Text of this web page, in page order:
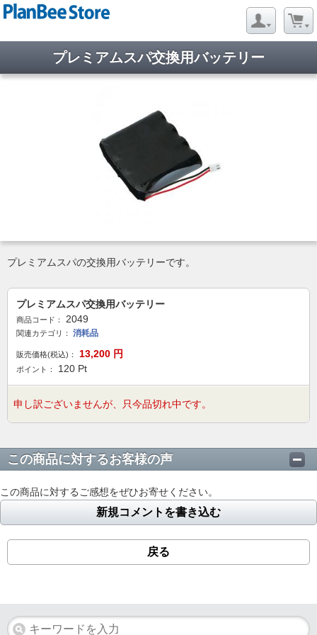
プレミアムスパ交換用バッテリー
プレミアムスパの交換用バッテリーです。
プレミアムスパ交換用バッテリー
商品コード： 2049
関連カテゴリ： 消耗品
販売価格(税込)： 13,200 円
ポイント： 120 Pt
申し訳ございませんが、只今品切れ中です。
この商品に対するお客様の声
この商品に対するご感想をぜひお寄せください。
新規コメントを書き込む
戻る